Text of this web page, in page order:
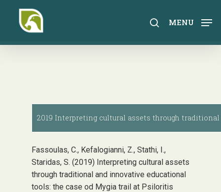
content
search
MENU
2019 Interpreting cultural assets through
Fassoulas, C., Kefalogianni, Z., Stathi, I.,
Staridas, S. (2019) Interpreting cultural assets
through traditional and innovative educational
tools: the case od Mygia trail at Psiloritis